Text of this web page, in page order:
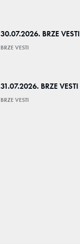
30.07.2026. BRZE VESTI
BRZE VESTI
31.07.2026. BRZE VESTI
BRZE VESTI